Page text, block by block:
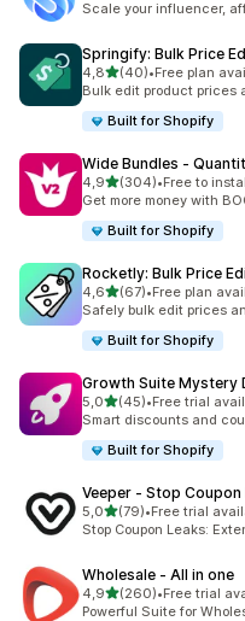
Scale your influencer,
Springify: Bulk Price
4,8na 5 gwiazdek
(40)
Łączna liczba recenzji:
•Free plan
Bulk edit product prices
Built for Shopify
Wide Bundles ‑
4,9na 5 gwiazdek
(304)
Łączna liczba recenzji:
•Free to
Get more money with
Built for Shopify
Rocketly: Bulk Price
4,6na 5 gwiazdek
(67)
Łączna liczba recenzji:
•Free plan
Safely bulk edit prices
Built for Shopify
Growth Suite Mystery
5,0na 5 gwiazdek
(45)
Łączna liczba recenzji:
•Free trial
Smart discounts and
Built for Shopify
Veeper ‑ Stop Coupon
5,0na 5 gwiazdek
(79)
Łączna liczba recenzji:
•Free trial
Stop Coupon Leaks:
Wholesale ‑ All in one
4,9na 5 gwiazdek
(260)
Łączna liczba recenzji:
•Free trial
Powerful Suite for